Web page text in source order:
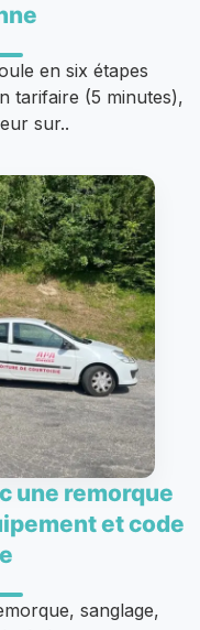
en six étapes
tarifaire (5 minutes),
sur..
une remorque
et code
sanglage,